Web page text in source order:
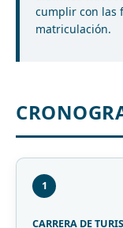
cumplir con las
matriculación.
1
CARRERA DE